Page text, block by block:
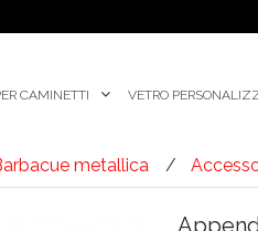
CAMINETTI VETRO
metallica